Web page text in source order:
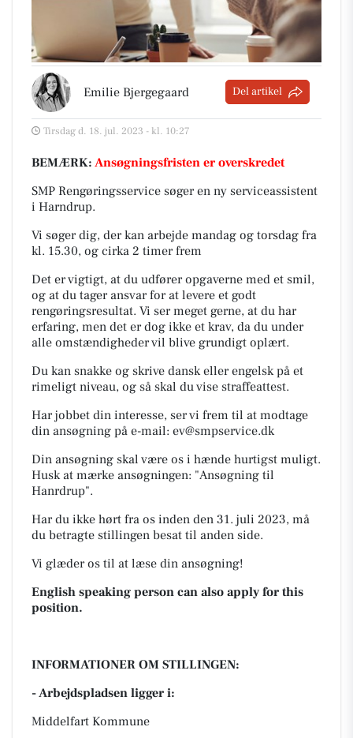
Emilie Bjergegaard Del artikel
Tirsdag d. 18. jul. 2023 - kl. 10:27
BEMÆRK: Ansøgningsfristen er overskredet
SMP Rengøringsservice søger en ny serviceassistent
i Harndrup.
Vi søger dig, der kan arbejde mandag og torsdag fra
kl. 15.30, og cirka 2 timer frem
Det er vigtigt, at du udfører opgaverne med et smil,
og at du tager ansvar for at levere et godt
rengøringsresultat. Vi ser meget gerne, at du har
erfaring, men det er dog ikke et krav, da du under
alle omstændigheder vil blive grundigt oplært.
Du kan snakke og skrive dansk eller engelsk på et
rimeligt niveau, og så skal du vise straffeattest.
Har jobbet din interesse, ser vi frem til at modtage
din ansøgning på e-mail: ev@smpservice.dk
Din ansøgning skal være os i hænde hurtigst muligt.
Husk at mærke ansøgningen: "Ansøgning til
Hanrdrup".
Har du ikke hørt fra os inden den 31. juli 2023, må
du betragte stillingen besat til anden side.
Vi glæder os til at læse din ansøgning!
English speaking person can also apply for this
position.
INFORMATIONER OM STILLINGEN:
- Arbejdspladsen ligger i:
Middelfart Kommune